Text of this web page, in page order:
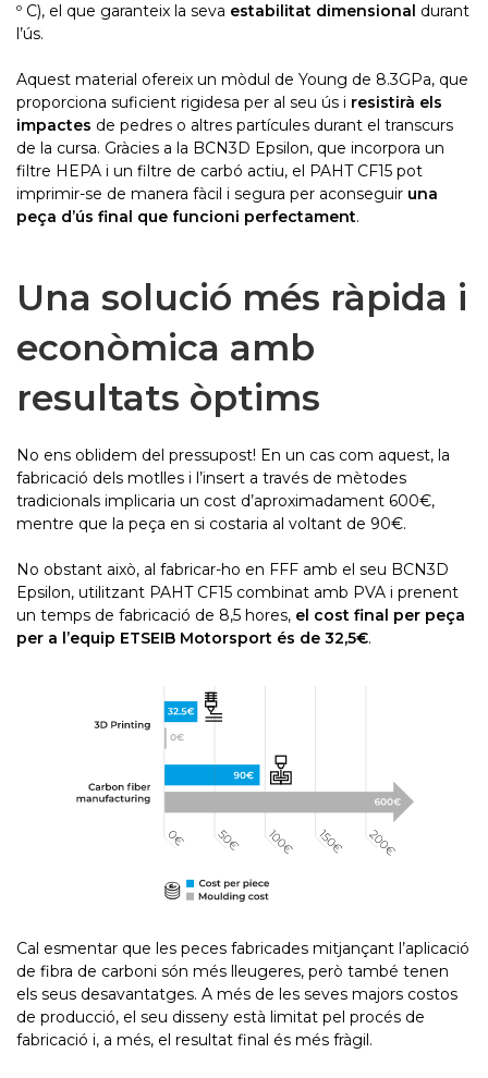
º C), el que garanteix la seva estabilitat dimensional durant
l’ús.
Aquest material ofereix un mòdul de Young de 8.3GPa, que
proporciona suficient rigidesa per al seu ús i resistirà els
impactes de pedres o altres partícules durant el transcurs
de la cursa. Gràcies a la BCN3D Epsilon, que incorpora un
filtre HEPA i un filtre de carbó actiu, el PAHT CF15 pot
imprimir-se de manera fàcil i segura per aconseguir una
peça d’ús final que funcioni perfectament.
Una solució més ràpida i
econòmica amb
resultats òptims
No ens oblidem del pressupost! En un cas com aquest, la
fabricació dels motlles i l’insert a través de mètodes
tradicionals implicaria un cost d’aproximadament 600€,
mentre que la peça en si costaria al voltant de 90€.
No obstant això, al fabricar-ho en FFF amb el seu BCN3D
Epsilon, utilitzant PAHT CF15 combinat amb PVA i prenent
un temps de fabricació de 8,5 hores, el cost final per peça
per a l’equip ETSEIB Motorsport és de 32,5€.
Cal esmentar que les peces fabricades mitjançant l’aplicació
de fibra de carboni són més lleugeres, però també tenen
els seus desavantatges. A més de les seves majors costos
de producció, el seu disseny està limitat pel procés de
fabricació i, a més, el resultat final és més fràgil.